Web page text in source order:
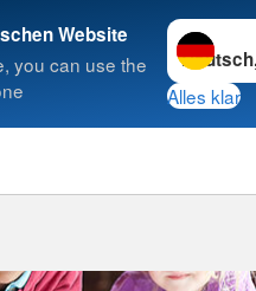
Website
you can use the
Sprache
Alles klar
Suche